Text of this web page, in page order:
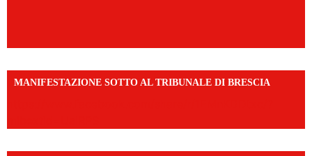
MANIFESTAZIONE SOTTO AL TRIBUNALE DI BRESCIA